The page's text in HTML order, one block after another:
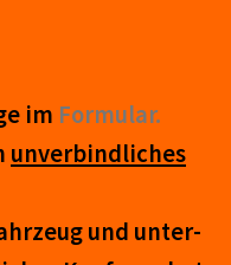
im Form­ular.
un­ver­bind­lich­es
und un­ter­